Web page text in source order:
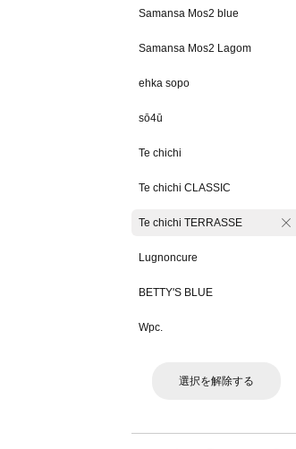
Samansa Mos2 blue
Samansa Mos2 Lagom
ehka sopo
sō4ū
Te chichi
Te chichi CLASSIC
Te chichi TERRASSE
Lugnoncure
BETTY'S BLUE
Wpc.
選択を解除する